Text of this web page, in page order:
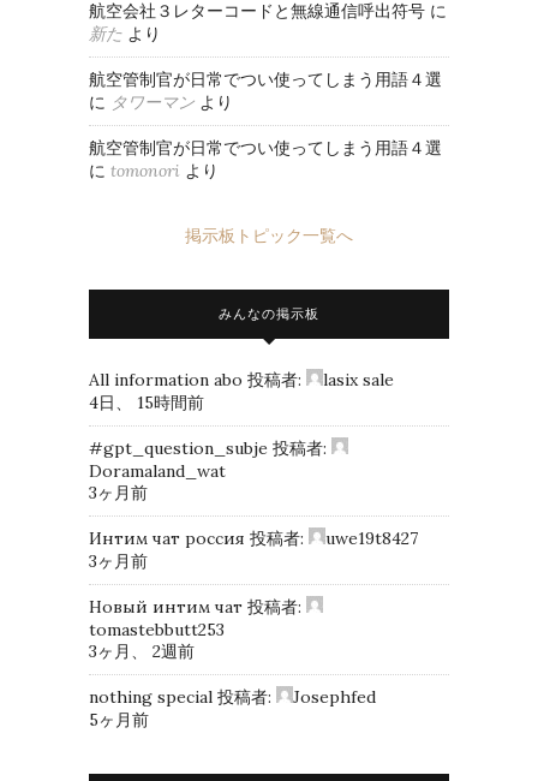
航空会社３レターコードと無線通信呼出符号 に
新た より
航空管制官が日常でつい使ってしまう用語４選
に タワーマン より
航空管制官が日常でつい使ってしまう用語４選
に tomonori より
掲示板トピック一覧へ
みんなの掲示板
All information abo 投稿者:
lasix sale
4日、 15時間前
#gpt_question_subje 投稿者:
Doramaland_wat
3ヶ月前
Интим чат россия 投稿者:
uwe19t8427
3ヶ月前
Новый интим чат 投稿者:
tomastebbutt253
3ヶ月、 2週前
nothing special 投稿者:
Josephfed
5ヶ月前